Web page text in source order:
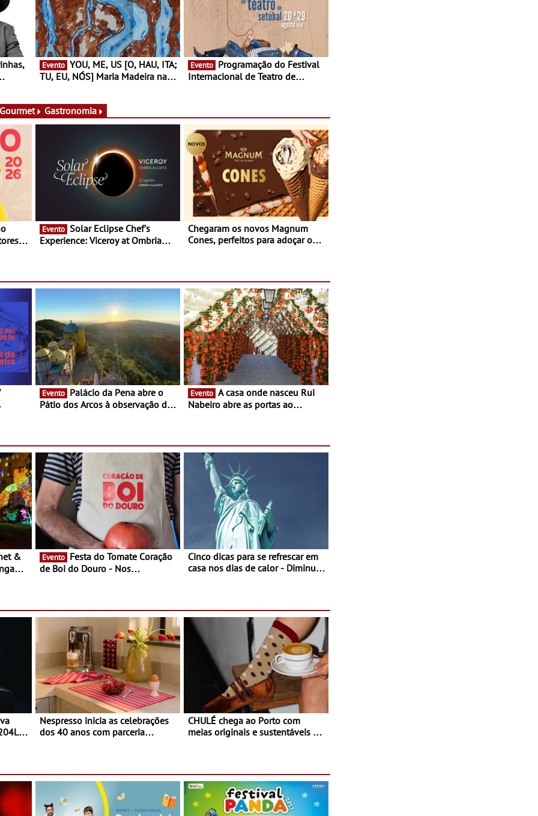
Evento
TU, EU, NÓS] Maria Madeira na
Evento
Internacional de Teatro de
Gastronomia
Evento
Experience: Viceroy at Ombria
Chegaram os novos Magnum
Cones, perfeitos para adoçar o
Evento
Pátio dos Arcos à observação do
Evento
Nabeiro abre as portas ao
Evento
de Boi do Douro - Nos
Cinco dicas para se refrescar em
casa nos dias de calor - Diminuir
Nespresso inicia as celebrações
dos 40 anos com parceria
Torres Novas
CHULÉ chega ao Porto com
meias originais e sustentáveis - A